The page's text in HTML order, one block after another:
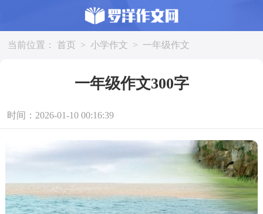
当前位置： 首页 > 小学作文 > 一年级作文
一年级作文300字
时间：2026-01-10 00:16:39